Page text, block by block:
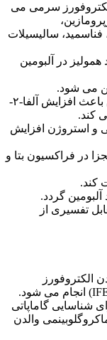
سرمی می
فناسمید، سالیسیلات
در آلبومین
استروژن، ضدبارداری خوراکی، فنی توئین باعث افزایش آلفا-۲-
کند.
و استروژن افزایش
در فراکسیون بتا و
کند.
گردد.
تفسیری از
الکتروفورز
شناسایی گاماپاتی
والدن